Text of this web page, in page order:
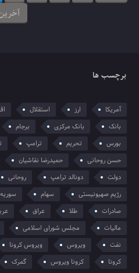
برچسب ها
آمریکا ارز استقلال
بانک
بانک مرکزی برجام
بورس
تحریم ترامپ
حسن روحانی
حمیدرضا نقاشیان
دولت
دونالد ترامپ روحانی
رژیم صهیونیستی
سهام سوریه
صادرات
طلا عراق
مالیات
مجلس شورای اسلامی
نفت
ویروس ویروس کرونا
کرونا
کرونا ویروس گمرک